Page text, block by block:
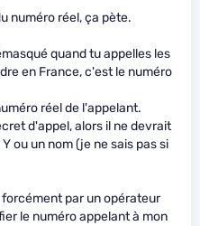
numéro réel, ça pète.
quand tu appelles les
en France, c'est le numéro
réel de l'appelant.
d'appel, alors il ne devrait
ou un nom (je ne sais pas si
par un opérateur
le numéro appelant à mon